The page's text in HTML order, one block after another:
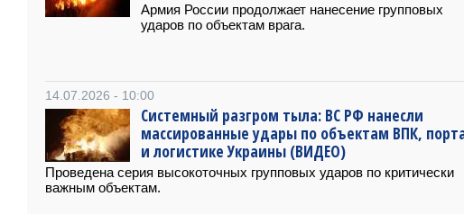
Армия России продолжает нанесение групповых
ударов по объектам врага.
14.07.2026 - 10:00
Системный разгром тыла: ВС РФ нанесли
массированные удары по объектам ВПК,
и логистике Украины (ВИДЕО)
Проведена серия высокоточных групповых ударов по критически
важным объектам.